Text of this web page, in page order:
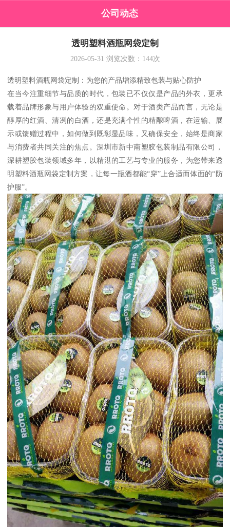
公司动态
透明塑料酒瓶网袋定制
2026-05-31 浏览次数： 144次
透明塑料酒瓶网袋定制：为您的产品增添精致包装与贴心防护
在当今注重细节与品质的时代，包装已不仅仅是产品的外衣，更承
载着品牌形象与用户体验的双重使命。对于酒类产品而言，无论是
醇厚的红酒、清冽的白酒，还是充满个性的精酿啤酒，在运输、展
示或馈赠过程中，如何做到既彰显品味，又确保安全，始终是商家
与消费者共同关注的焦点。深圳市新中南塑胶包装制品有限公司，
深耕塑胶包装领域多年，以精湛的工艺与专业的服务，为您带来透
明塑料酒瓶网袋定制方案，让每一瓶酒都能“穿”上合适而体面的“防
护服”。